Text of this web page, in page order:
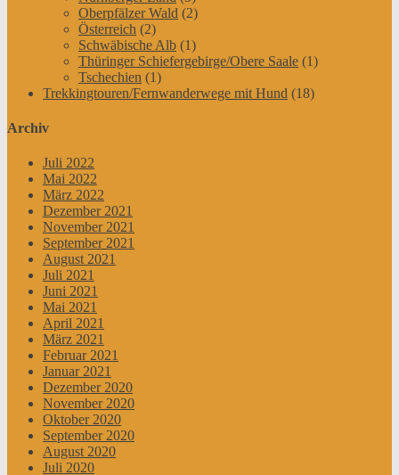
Oberpfälzer Wald (2)
Österreich (2)
Schwäbische Alb (1)
Thüringer Schiefergebirge/Obere Saale (1)
Tschechien (1)
Trekkingtouren/Fernwanderwege mit Hund (18)
Archiv
Juli 2022
Mai 2022
März 2022
Dezember 2021
November 2021
September 2021
August 2021
Juli 2021
Juni 2021
Mai 2021
April 2021
März 2021
Februar 2021
Januar 2021
Dezember 2020
November 2020
Oktober 2020
September 2020
August 2020
Juli 2020